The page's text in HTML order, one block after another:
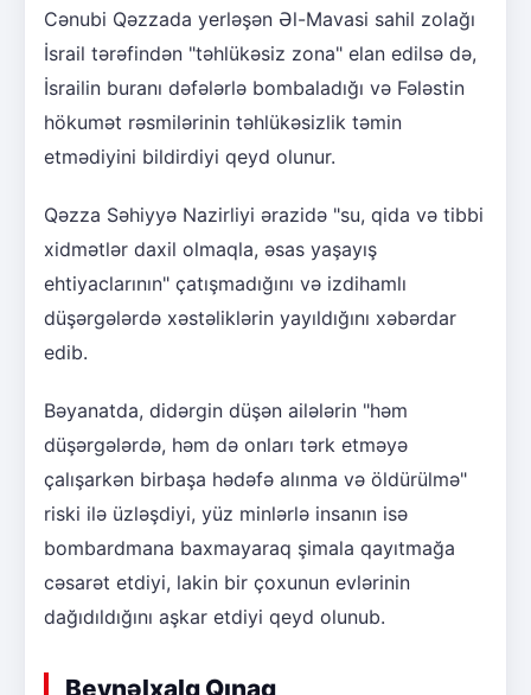
Cənubi Qəzzada yerləşən Əl-Mavasi sahil zolağı
İsrail tərəfindən "təhlükəsiz zona" elan edilsə də,
İsrailin buranı dəfələrlə bombaladığı və Fələstin
hökumət rəsmilərinin təhlükəsizlik təmin
etmədiyini bildirdiyi qeyd olunur.
Qəzza Səhiyyə Nazirliyi ərazidə "su, qida və tibbi
xidmətlər daxil olmaqla, əsas yaşayış
ehtiyaclarının" çatışmadığını və izdihamlı
düşərgələrdə xəstəliklərin yayıldığını xəbərdar
edib.
Bəyanatda, didərgin düşən ailələrin "həm
düşərgələrdə, həm də onları tərk etməyə
çalışarkən birbaşa hədəfə alınma və öldürülmə"
riski ilə üzləşdiyi, yüz minlərlə insanın isə
bombardmana baxmayaraq şimala qayıtmağa
cəsarət etdiyi, lakin bir çoxunun evlərinin
dağıdıldığını aşkar etdiyi qeyd olunub.
Beynəlxalq Qınaq